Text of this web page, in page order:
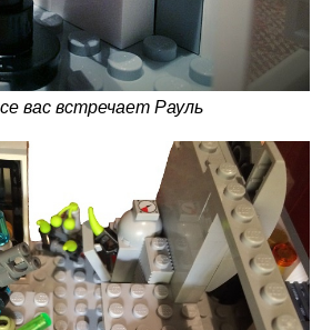
вас встречает Рауль